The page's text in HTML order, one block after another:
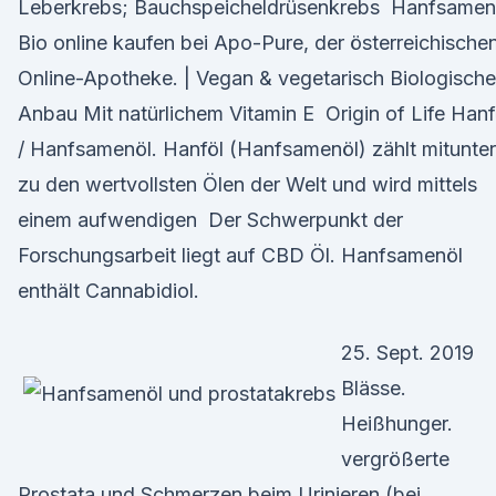
Leberkrebs; Bauchspeicheldrüsenkrebs
Bio online kaufen bei Apo-Pure, der
Online-Apotheke. | Vegan & vegetarisch
Anbau Mit natürlichem Vitamin E Origin of Life
/ Hanfsamenöl. Hanföl (Hanfsamenöl) zählt mitunter
zu den wertvollsten Ölen der Welt und wird mittels
einem aufwendigen Der Schwerpunkt der
Forschungsarbeit liegt auf CBD Öl. Hanfsamenöl
enthält Cannabidiol.
25. Sept. 2019
Blässe.
Heißhunger.
vergrößerte